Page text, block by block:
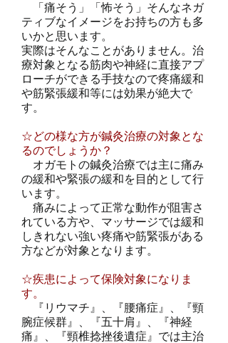
「痛そう」「怖そう」そんなネガ
ティブなイメージをお持ちの方も多
いかと思います。
実際はそんなことがありません。治
療対象となる筋肉や神経に直接アプ
ローチができる手技なので疼痛緩和
や筋緊張緩和等には効果が絶大で
す。
☆どの様な方が鍼灸治療の対象とな
るのでしょうか？
オガモトの鍼灸治療では主に痛み
の緩和や緊張の緩和を目的として行
います。
痛みによって正常な動作が阻害さ
れている方や、マッサージでは緩和
しきれない強い疼痛や筋緊張がある
方などが対象となります。
☆疾患によって保険対象になりま
す。
『リウマチ』、『腰痛症』、『頸
腕症候群』、『五十肩』、『神経
痛』、『頸椎捻挫後遺症』では主治